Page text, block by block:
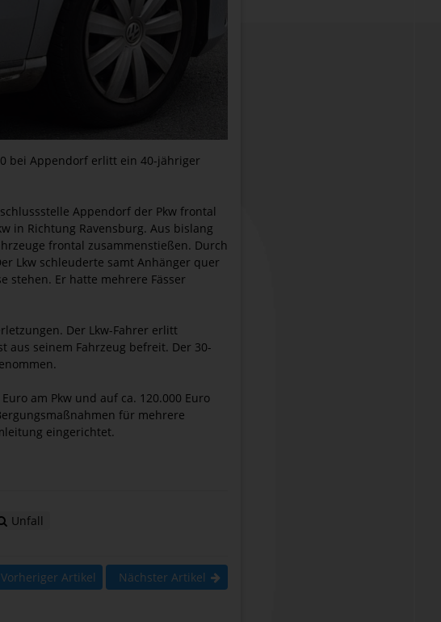
bei Appendorf erlitt ein 40-jähriger
Appendorf der Pkw frontal
in Richtung Ravensburg. Aus bislang
frontal zusammenstießen. Durch
Lkw schleuderte samt Anhänger quer
stehen. Er hatte mehrere Fässer
Der Lkw-Fahrer erlitt
aus seinem Fahrzeug befreit. Der 30-
am Pkw und auf ca. 120.000 Euro
für mehrere
eingerichtet.
Unfall
Vorheriger Artikel Nächster Artikel